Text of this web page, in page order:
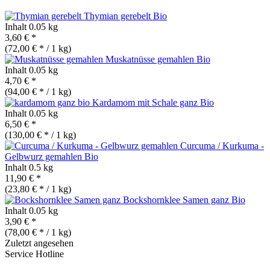
Thymian gerebelt Bio
Inhalt 0.05 kg
3,60 € *
(72,00 € * / 1 kg)
Muskatnüsse gemahlen Bio
Inhalt 0.05 kg
4,70 € *
(94,00 € * / 1 kg)
Kardamom mit Schale ganz Bio
Inhalt 0.05 kg
6,50 € *
(130,00 € * / 1 kg)
Curcuma / Kurkuma -
Gelbwurz gemahlen Bio
Inhalt 0.5 kg
11,90 € *
(23,80 € * / 1 kg)
Bockshornklee Samen ganz Bio
Inhalt 0.05 kg
3,90 € *
(78,00 € * / 1 kg)
Zuletzt angesehen
Service Hotline